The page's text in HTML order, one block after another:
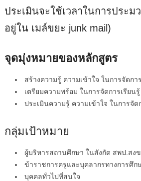
ประเมินจะใช้เวลาในการประ
อยู่ใน เมล์ขยะ junk mail)
จุดมุ่งหมายของหลักสูตร
สร้างความรู้ ความเข้าใจ ในการจัดก
เตรียมความพร้อม ในการจัดการเรีย
ประเมินความรู้ ความเข้าใจ ในการจั
กลุ่มเป้าหมาย
ผู้บริหารสถานศึกษา ในสังกัด สพป.สงข
ข้าราชการครูและบุคลากรทางการศึก
บุคคลทั่วไปที่สนใจ